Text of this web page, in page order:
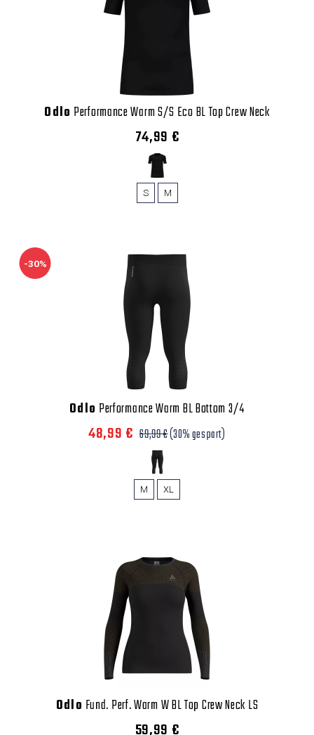
Odlo Performance Warm S/S Eco BL Top Crew Neck
74,99 €
S M
-30%
Odlo Performance Warm BL Bottom 3/4
48,99 € 69,99 €(30% gespart)
M XL
Odlo Fund. Perf. Warm W BL Top Crew Neck LS
59,99 €